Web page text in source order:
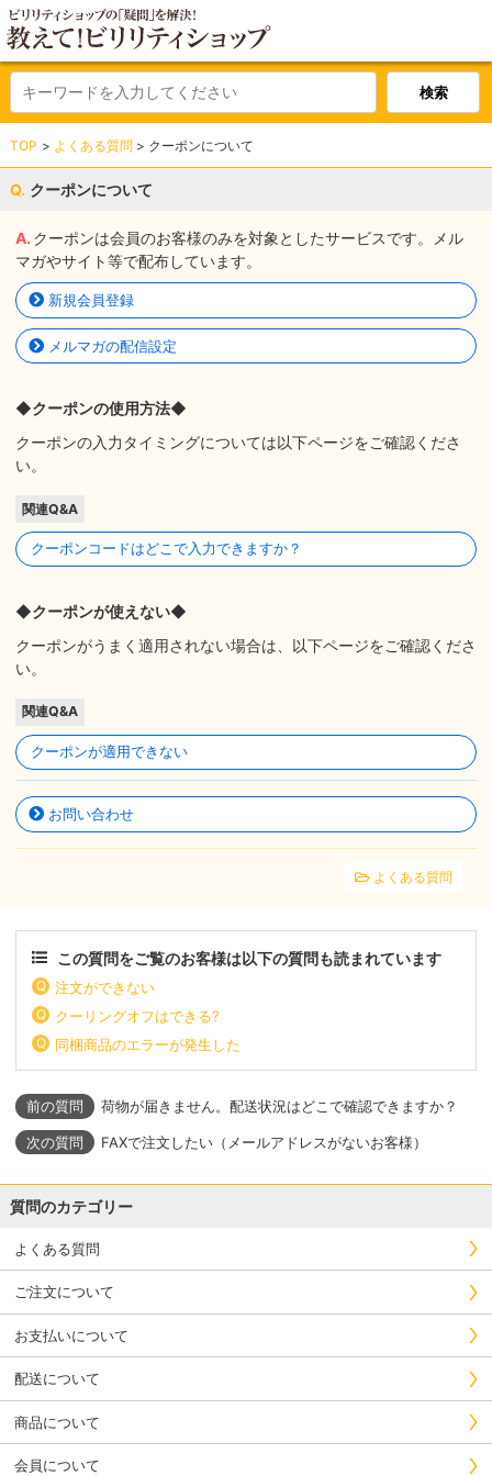
TOP よくある質問 クーポンについて
クーポンについて
クーポンは会員のお客様のみを対象としたサービスです。メル
マガやサイト等で配布しています。
新規会員登録
メルマガの配信設定
◆クーポンの使用方法◆
クーポンの入力タイミングについては以下ページをご確認くださ
い。
関連Q&A
クーポンコードはどこで入力できますか？
◆クーポンが使えない◆
クーポンがうまく適用されない場合は、以下ページをご確認くださ
い。
関連Q&A
クーポンが適用できない
お問い合わせ
よくある質問
この質問をご覧のお客様は以下の質問も読まれています
注文ができない
クーリングオフはできる?
同梱商品のエラーが発生した
荷物が届きません。配送状況はどこで確認できますか？
FAXで注文したい（メールアドレスがないお客様）
質問のカテゴリー
よくある質問
ご注文について
お支払いについて
配送について
商品について
会員について